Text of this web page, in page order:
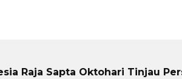
Raja Sapta Oktohari Tinjau